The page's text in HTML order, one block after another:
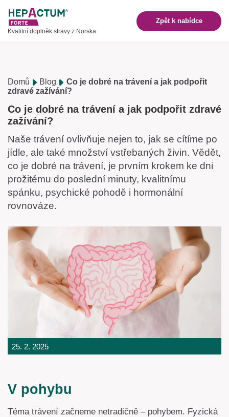
Kvalitní doplněk stravy z Norska
Zpět k nabídce
Domů Blog
Co je dobré na trávení a jak podpořit
zdravé zažívání?
Co je dobré na trávení a jak podpořit zdravé
zažívání?
Naše trávení ovlivňuje nejen to, jak se cítíme po
jídle, ale také množství vstřebaných živin. Vědět,
co je dobré na trávení, je prvním krokem ke dni
prožitému do poslední minuty, kvalitnímu
spánku, psychické pohodě i hormonální
rovnováze.
25. 2. 2025
V pohybu
Téma trávení začneme netradičně – pohybem. Fyzická